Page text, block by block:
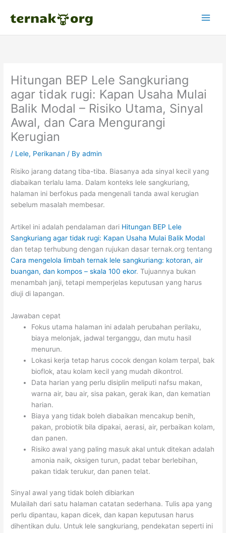
Hitungan BEP Lele Sangkuriang
agar tidak rugi: Kapan Usaha Mulai
Balik Modal – Risiko Utama, Sinyal
Awal, dan Cara Mengurangi
Kerugian
/ Lele, Perikanan / Byadmin
Risiko jarang datang tiba-tiba. Biasanya ada sinyal kecil yang
diabaikan terlalu lama. Dalam konteks lele sangkuriang,
halaman ini berfokus pada mengenali tanda awal kerugian
sebelum masalah membesar.
Artikel ini adalah pendalaman dari Hitungan BEP Lele
Sangkuriang agar tidak rugi: Kapan Usaha Mulai Balik Modal
dan tetap terhubung dengan rujukan dasar ternak.org tentang
Cara mengelola limbah ternak lele sangkuriang: kotoran, air
buangan, dan kompos – skala 100 ekor. Tujuannya bukan
menambah janji, tetapi memperjelas keputusan yang harus
diuji di lapangan.
Jawaban cepat
Fokus utama halaman ini adalah perubahan perilaku,
biaya melonjak, jadwal terganggu, dan mutu hasil
menurun.
Lokasi kerja tetap harus cocok dengan kolam terpal, bak
bioflok, atau kolam kecil yang mudah dikontrol.
Data harian yang perlu disiplin meliputi nafsu makan,
warna air, bau air, sisa pakan, gerak ikan, dan kematian
harian.
Biaya yang tidak boleh diabaikan mencakup benih,
pakan, probiotik bila dipakai, aerasi, air, perbaikan kolam,
dan panen.
Risiko awal yang paling masuk akal untuk ditekan adalah
amonia naik, oksigen turun, padat tebar berlebihan,
pakan tidak terukur, dan panen telat.
Sinyal awal yang tidak boleh dibiarkan
Mulailah dari satu halaman catatan sederhana. Tulis apa yang
perlu dipantau, kapan dicek, dan kapan keputusan harus
dihentikan dulu. Untuk lele sangkuriang, pendekatan seperti ini